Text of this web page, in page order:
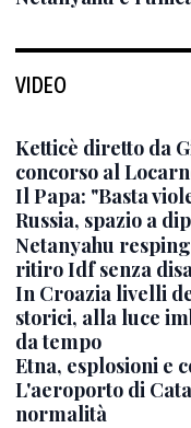
VIDEO
Ketticè diretto da
concorso al
Il Papa: "Basta
Russia, spazio a
Netanyahu
ritiro Idf senza
In Croazia livelli
storici, alla luce
da tempo
Etna, esplosioni e
L'aeroporto di
normalità